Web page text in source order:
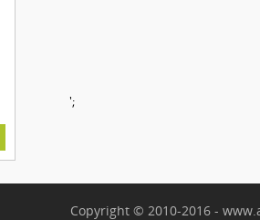
';
Copyright © 2010-2016 -